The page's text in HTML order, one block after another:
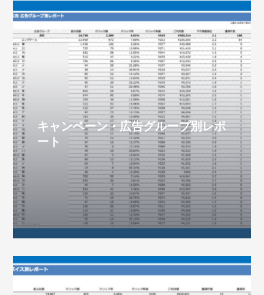
キャンペーン・広告グループ別レポ
ート